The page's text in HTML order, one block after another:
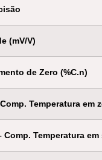
(mV/V)
de Zero (%C.n)
Temperatura em
Temperatura em